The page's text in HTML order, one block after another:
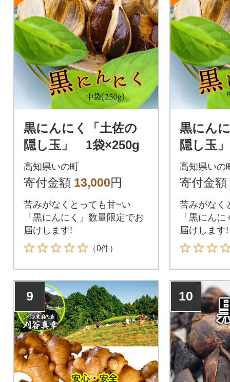
黒にんにく「土佐の
隠し玉」 1袋×250g
高知県いの町
寄付金額 13,000円
苦みがなくとっても甘~い
「黒にんにく」数量限定でお
届けします!
（0件）
黒にん
隠し玉
高知県いの
寄付金額
苦みがなく
「黒にん
届けします!
9 10